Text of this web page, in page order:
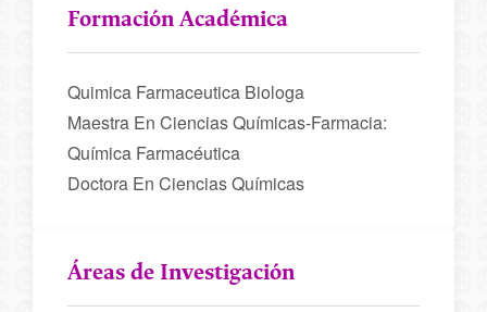
Formación Académica
Quimica Farmaceutica Biologa
Maestra En Ciencias Químicas-Farmacia:
Química Farmacéutica
Doctora En Ciencias Químicas
Áreas de Investigación